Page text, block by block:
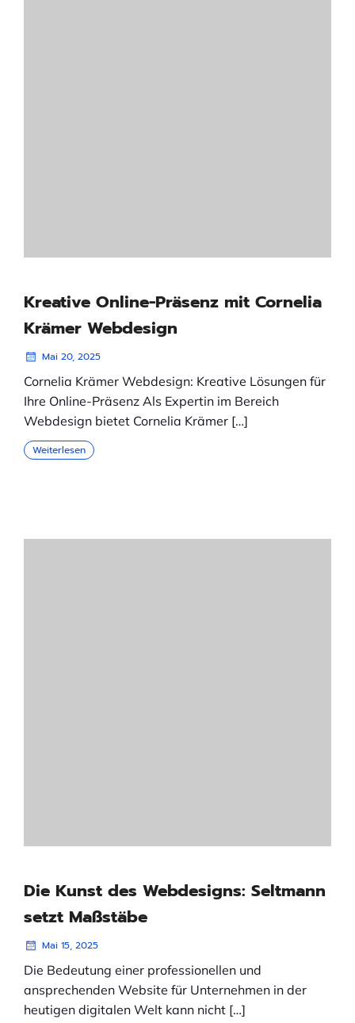
Kreative Online-Präsenz mit Cornelia
Krämer Webdesign
Mai 20, 2025
Cornelia Krämer Webdesign: Kreative Lösungen für
Ihre Online-Präsenz Als Expertin im Bereich
Webdesign bietet Cornelia Krämer […]
Weiterlesen
Die Kunst des Webdesigns: Seltmann
setzt Maßstäbe
Mai 15, 2025
Die Bedeutung einer professionellen und
ansprechenden Website für Unternehmen in der
heutigen digitalen Welt kann nicht […]